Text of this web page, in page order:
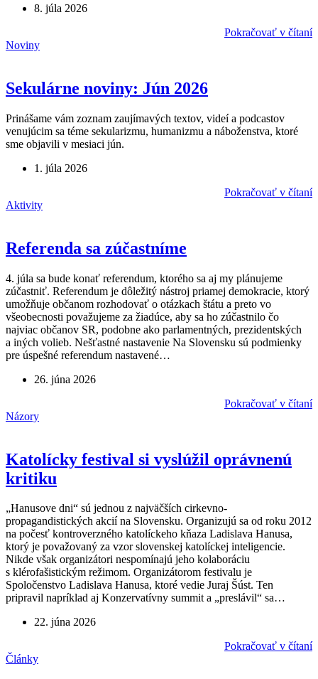
8. júla 2026
Pokračovať v čítaní
Noviny
Sekulárne noviny: Jún 2026
Prinášame vám zoznam zaujímavých textov, videí a podcastov
venujúcim sa téme sekularizmu, humanizmu a náboženstva, ktoré
sme objavili v mesiaci jún.
1. júla 2026
Pokračovať v čítaní
Aktivity
Referenda sa zúčastníme
4. júla sa bude konať referendum, ktorého sa aj my plánujeme
zúčastniť. Referendum je dôležitý nástroj priamej demokracie, ktorý
umožňuje občanom rozhodovať o otázkach štátu a preto vo
všeobecnosti považujeme za žiadúce, aby sa ho zúčastnilo čo
najviac občanov SR, podobne ako parlamentných, prezidentských
a iných volieb. Nešťastné nastavenie Na Slovensku sú podmienky
pre úspešné referendum nastavené…
26. júna 2026
Pokračovať v čítaní
Názory
Katolícky festival si vyslúžil oprávnenú
kritiku
„Hanusove dni“ sú jednou z najväčších cirkevno-
propagandistických akcií na Slovensku. Organizujú sa od roku 2012
na počesť kontroverzného katolíckeho kňaza Ladislava Hanusa,
ktorý je považovaný za vzor slovenskej katolíckej inteligencie.
Nikde však organizátori nespomínajú jeho kolaboráciu
s klérofašistickým režimom. Organizátorom festivalu je
Spoločenstvo Ladislava Hanusa, ktoré vedie Juraj Šúst. Ten
pripravil napríklad aj Konzervatívny summit a „preslávil“ sa…
22. júna 2026
Pokračovať v čítaní
Články